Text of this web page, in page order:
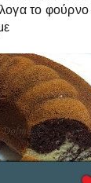
το φούρνο